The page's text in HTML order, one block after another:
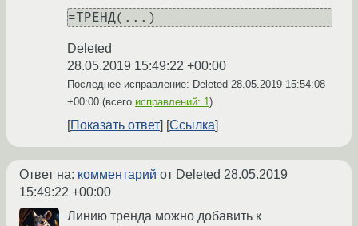
Deleted
28.05.2019 15:49:22 +00:00
Последнее исправление: Deleted 28.05.2019 15:54:08
+00:00 (всего исправлений: 1)
Показать ответ Ссылка
Ответ на: комментарий от Deleted 28.05.2019
15:49:22 +00:00
Линию тренда можно добавить к